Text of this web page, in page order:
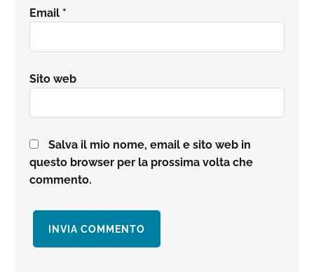
Email *
Sito web
Salva il mio nome, email e sito web in
questo browser per la prossima volta che
commento.